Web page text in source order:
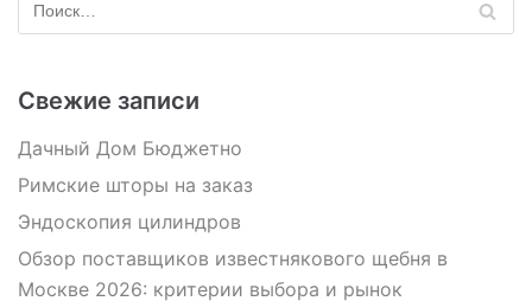
Свежие записи
Дачный Дом Бюджетно
Римские шторы на заказ
Эндоскопия цилиндров
Обзор поставщиков известнякового щебня в
Москве 2026: критерии выбора и рынок